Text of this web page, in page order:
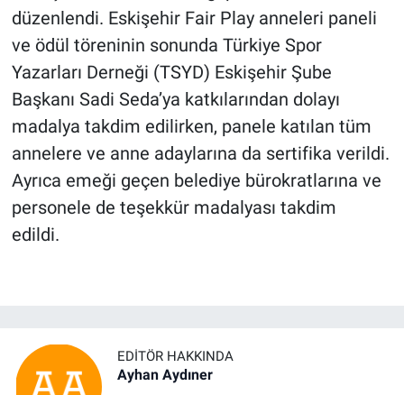
düzenlendi. Eskişehir Fair Play anneleri paneli
ve ödül töreninin sonunda Türkiye Spor
Yazarları Derneği (TSYD) Eskişehir Şube
Başkanı Sadi Seda’ya katkılarından dolayı
madalya takdim edilirken, panele katılan tüm
annelere ve anne adaylarına da sertifika verildi.
Ayrıca emeği geçen belediye bürokratlarına ve
personele de teşekkür madalyası takdim
edildi.
EDITÖR HAKKINDA
Ayhan Aydıner